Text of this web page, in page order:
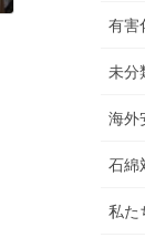
有害
未分
海外
石綿
私た